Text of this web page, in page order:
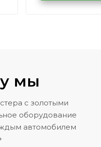
Volkswagen
мы
с золотыми
оборудование
автомобилем